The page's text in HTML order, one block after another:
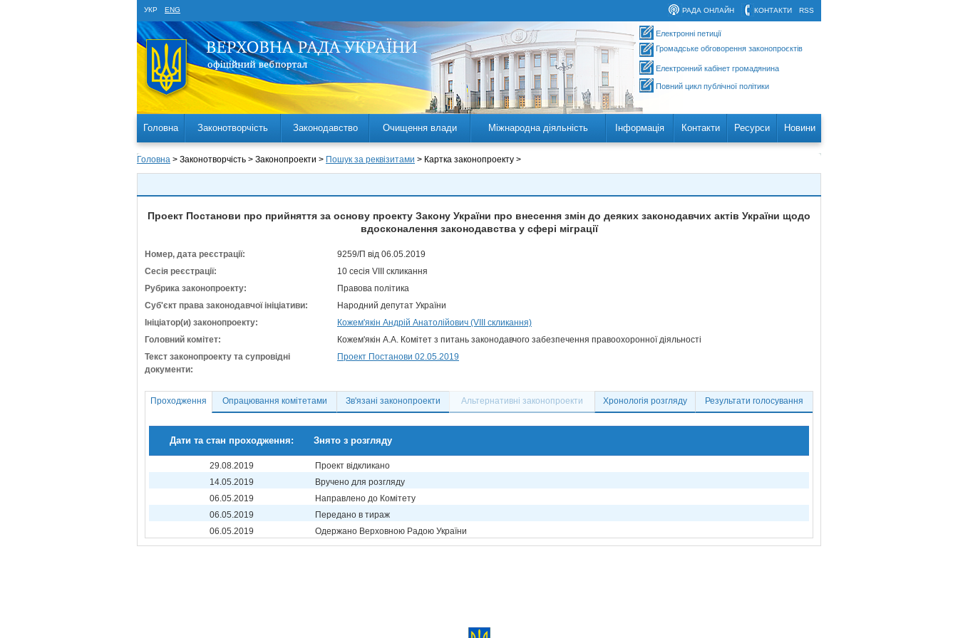
УКР ENG RSS
КОНТАКТИ
РАДА ОНЛАЙН
Електронні петиції
Громадське обговорення законопроєктів
Електронний кабінет громадянина
Повний цикл публічної політики
Головна Законотворчість Законодавство Очищення влади Міжнародна діяльність Інформація Контакти Ресурси Новини
Головна > Законотворчість > Законопроекти > Пошук за реквізитами > Картка законопроекту >
Проект Постанови про прийняття за основу проекту Закону України про внесення змін до деяких законодавчих актів України щодо
вдосконалення законодавства у сфері міграції
Номер, дата реєстрації:
9259/П від 06.05.2019
Сесія реєстрації:
10 сесія VIII скликання
Рубрика законопроекту:
Правова політика
Суб'єкт права законодавчої ініціативи:
Народний депутат України
Ініціатор(и) законопроекту:
Кожем'якін Андрій Анатолійович (VIII скликання)
Головний комітет:
Кожем'якін А.А. Комітет з питань законодавчого забезпечення правоохоронної діяльності
Текст законопроекту та супровідні
документи:
Проект Постанови 02.05.2019
Проходження Опрацювання комітетами Зв'язані законопроекти Альтернативні законопроекти Хронологія розгляду Результати голосування
Дати та стан проходження: Знято з розгляду
29.08.2019
Проект відкликано
14.05.2019
Вручено для розгляду
06.05.2019
Направлено до Комітету
06.05.2019
Передано в тираж
06.05.2019
Одержано Верховною Радою України